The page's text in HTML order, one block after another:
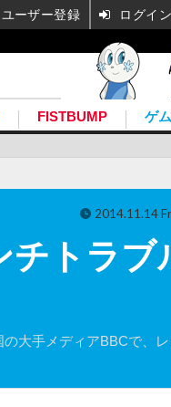
FISTBUMP ゲ
トラブ
大手メディアBBCで、
2014.11.14
ユーザー登録 ログイン